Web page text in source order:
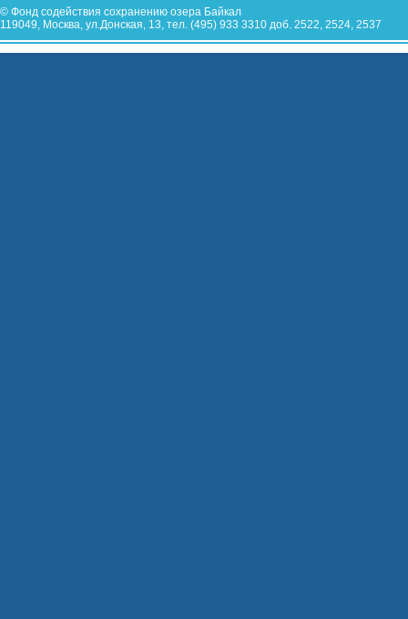
© Фонд содействия сохранению озера Байкал
119049, Москва, ул.Донская, 13, тел. (495) 933 3310 доб. 2522, 2524, 2537